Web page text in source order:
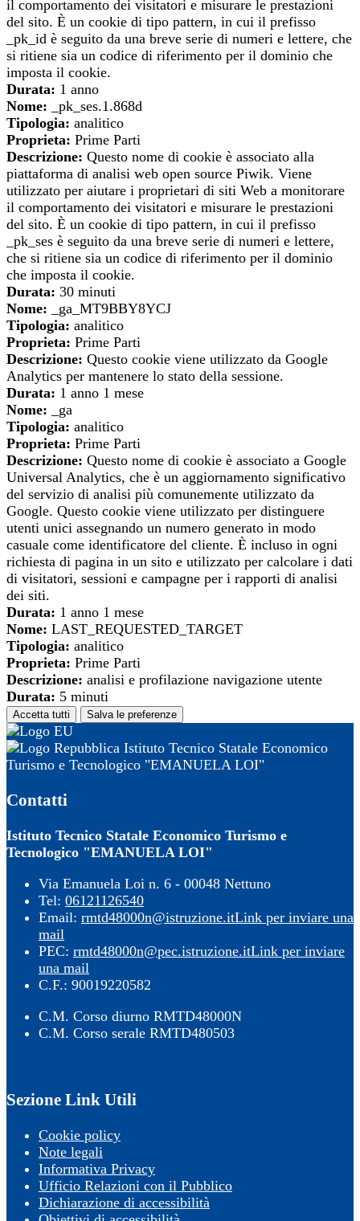
il comportamento dei visitatori e misurare le prestazioni
del sito. È un cookie di tipo pattern, in cui il prefisso
_pk_id è seguito da una breve serie di numeri e lettere, che
si ritiene sia un codice di riferimento per il dominio che
imposta il cookie.
Durata: 1 anno
Nome: _pk_ses.1.868d
Tipologia: analitico
Proprieta: Prime Parti
Descrizione: Questo nome di cookie è associato alla
piattaforma di analisi web open source Piwik. Viene
utilizzato per aiutare i proprietari di siti Web a monitorare
il comportamento dei visitatori e misurare le prestazioni
del sito. È un cookie di tipo pattern, in cui il prefisso
_pk_ses è seguito da una breve serie di numeri e lettere,
che si ritiene sia un codice di riferimento per il dominio
che imposta il cookie.
Durata: 30 minuti
Nome: _ga_MT9BBY8YCJ
Tipologia: analitico
Proprieta: Prime Parti
Descrizione: Questo cookie viene utilizzato da Google
Analytics per mantenere lo stato della sessione.
Durata: 1 anno 1 mese
Nome: _ga
Tipologia: analitico
Proprieta: Prime Parti
Descrizione: Questo nome di cookie è associato a Google
Universal Analytics, che è un aggiornamento significativo
del servizio di analisi più comunemente utilizzato da
Google. Questo cookie viene utilizzato per distinguere
utenti unici assegnando un numero generato in modo
casuale come identificatore del cliente. È incluso in ogni
richiesta di pagina in un sito e utilizzato per calcolare i dati
di visitatori, sessioni e campagne per i rapporti di analisi
dei siti.
Durata: 1 anno 1 mese
Nome: LAST_REQUESTED_TARGET
Tipologia: analitico
Proprieta: Prime Parti
Descrizione: analisi e profilazione navigazione utente
Durata: 5 minuti
Accetta tutti Salva le preferenze
Istituto Tecnico Statale Economico
Turismo e Tecnologico "EMANUELA LOI"
Contatti
Istituto Tecnico Statale Economico Turismo e
Tecnologico "EMANUELA LOI"
Via Emanuela Loi n. 6 - 00048 Nettuno
Tel: 06121126540
Email: rmtd48000n@istruzione.itLink per inviare una
mail
PEC: rmtd48000n@pec.istruzione.itLink per inviare
una mail
C.F.: 90019220582
C.M. Corso diurno RMTD48000N
C.M. Corso serale RMTD480503
Sezione Link Utili
Cookie policy
Note legali
Informativa Privacy
Ufficio Relazioni con il Pubblico
Dichiarazione di accessibilità